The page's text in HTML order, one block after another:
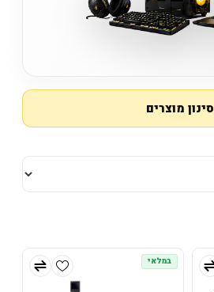
סינון מוצרים
במלאי